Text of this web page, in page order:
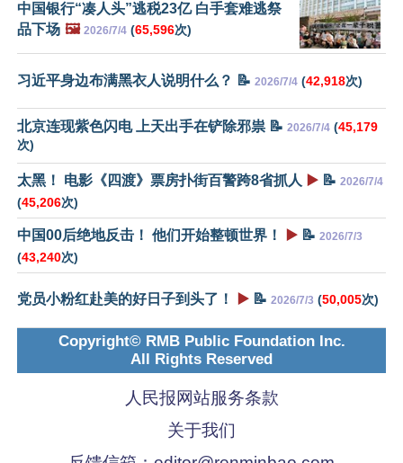
中国银行“凑人头”逃税23亿 白手套难逃祭
品下场 🖼️ 2026/7/4 (65,596次)
习近平身边布满黑衣人说明什么？ 📝 2026/7/4 (42,918次)
北京连现紫色闪电 上天出手在铲除邪祟 📝 2026/7/4 (45,179
次)
太黑！ 电影《四渡》票房扑街百警跨8省抓人 ▶️ 📝 2026/7/4
(45,206次)
中国00后绝地反击！ 他们开始整顿世界！ ▶️ 📝 2026/7/3
(43,240次)
党员小粉红赴美的好日子到头了！ ▶️ 📝 2026/7/3 (50,005次)
Copyright© RMB Public Foundation Inc.
All Rights Reserved
人民报网站服务条款
关于我们